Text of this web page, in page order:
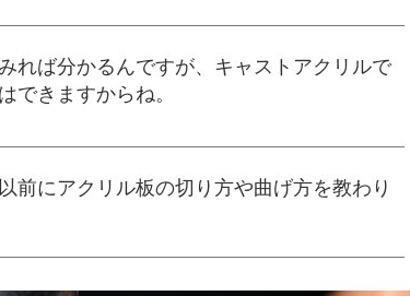
れば分かるんですが、キャストアクリルで
できますからね。
前にアクリル板の切り方や曲げ方を教わり